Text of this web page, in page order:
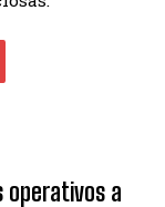
operativos a